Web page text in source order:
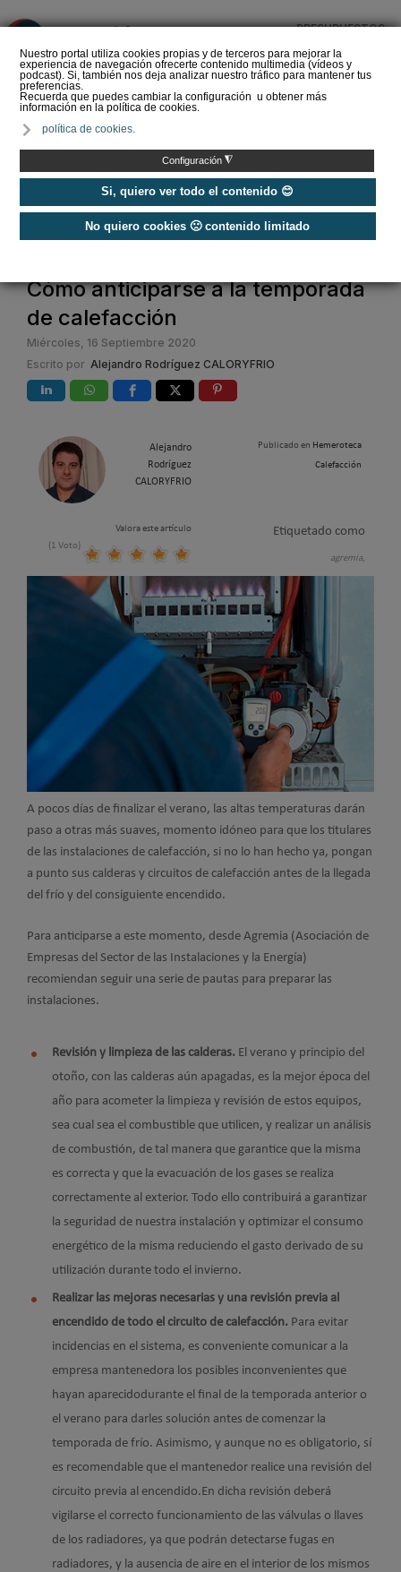
Nuestro portal utiliza cookies propias y de terceros para mejorar la
experiencia de navegación ofrecerte contenido multimedia (vídeos y
podcast). Si, también nos deja analizar nuestro tráfico para mantener tus
preferencias.
Recuerda que puedes cambiar la configuración u obtener más
información en la política de cookies.
política de cookies.
Configuración ◮
Si, quiero ver todo el contenido 😊
No quiero cookies 🙁 contenido limitado
PRESUPUESTOS
condensación en
rehabilitación de…
Cómo anticiparse a la temporada
de calefacción
Miércoles, 16 Septiembre 2020
Escrito por Alejandro Rodríguez CALORYFRIO
Alejandro
Rodríguez
CALORYFRIO
Publicado en Hemeroteca
Calefacción
Valora este artículo
(1 Voto)
Etiquetado como
agremia,
A pocos días de finalizar el verano, las altas temperaturas darán
paso a otras más suaves, momento idóneo para que los titulares
de las instalaciones de calefacción, si no lo han hecho ya, pongan
a punto sus calderas y circuitos de calefacción antes de la llegada
del frío y del consiguiente encendido.
Para anticiparse a este momento, desde Agremia (Asociación de
Empresas del Sector de las Instalaciones y la Energía)
recomiendan seguir una serie de pautas para preparar las
instalaciones.
Revisión y limpieza de las calderas. El verano y principio del
otoño, con las calderas aún apagadas, es la mejor época del
año para acometer la limpieza y revisión de estos equipos,
sea cual sea el combustible que utilicen, y realizar un análisis
de combustión, de tal manera que garantice que la misma
es correcta y que la evacuación de los gases se realiza
correctamente al exterior. Todo ello contribuirá a garantizar
la seguridad de nuestra instalación y optimizar el consumo
energético de la misma reduciendo el gasto derivado de su
utilización durante todo el invierno.
Realizar las mejoras necesarias y una revisión previa al
encendido de todo el circuito de calefacción. Para evitar
incidencias en el sistema, es conveniente comunicar a la
empresa mantenedora los posibles inconvenientes que
hayan aparecidodurante el final de la temporada anterior o
el verano para darles solución antes de comenzar la
temporada de frío. Asimismo, y aunque no es obligatorio, sí
es recomendable que el mantenedor realice una revisión del
circuito previa al encendido.En dicha revisión deberá
vigilarse el correcto funcionamiento de las válvulas o llaves
de los radiadores, ya que podrán detectarse fugas en
radiadores, y la ausencia de aire en el interior de los mismos